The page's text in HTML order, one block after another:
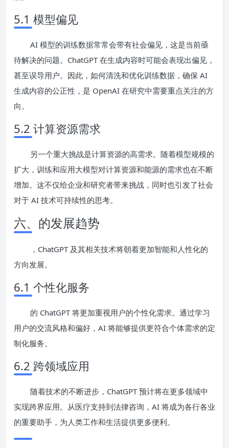
5.1 模型偏见
AI 模型的训练数据常常会带有社会偏见，这是当前亟
待解决的问题。ChatGPT 在生成内容时可能会表现出偏见，
甚至误导用户。因此，如何清洗和优化训练数据，确保 AI
生成内容的公正性，是 OpenAI 在研究中需要重点关注的方
向。
5.2 计算资源需求
另一个重大挑战是计算资源的高需求。随着模型规模的
扩大，训练和应用大模型对计算资源和能源的需求也在不断
增加。这不仅给企业和研究者带来挑战，同时也引发了社会
对于 AI 技术可持续性的思考。
六、的发展趋势
，ChatGPT 及其相关技术将朝着更加智能和人性化的
方向发展。
6.1 个性化服务
的 ChatGPT 将更加重视用户的个性化需求。通过学习
用户的交流风格和偏好，AI 将能够提供更符合个体需求的定
制化服务。
6.2 跨领域应用
随着技术的不断进步，ChatGPT 预计将在更多领域中
实现跨界应用。从医疗支持到法律咨询，AI 将成为各行各业
的重要助手，为人类工作和生活提供更多便利。